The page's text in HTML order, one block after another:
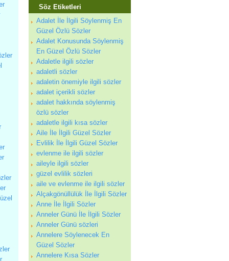
Söz Etiketleri
Adalet İle İlgili Söylenmiş En
Güzel Özlü Sözler
Adalet Konusunda Söylenmiş
En Güzel Özlü Sözler
Adaletle ilgili sözler
adaletli sözler
adaletin önemiyle ilgili sözler
adalet içerikli sözler
adalet hakkında söylenmiş
özlü sözler
adaletle ilgili kısa sözler
Aile İle İlgili Güzel Sözler
Evlilik İle İlgili Güzel Sözler
evlenme ile ilgili sözler
aileyle ilgili sözler
güzel evlilik sözleri
aile ve evlenme ile ilgili sözler
Alçakgönüllülük İle İlgili Sözler
Anne İle İlgili Sözler
Anneler Günü İle İlgili Sözler
Anneler Günü sözleri
Annelere Söylenecek En
Güzel Sözler
Annelere Kısa Sözler